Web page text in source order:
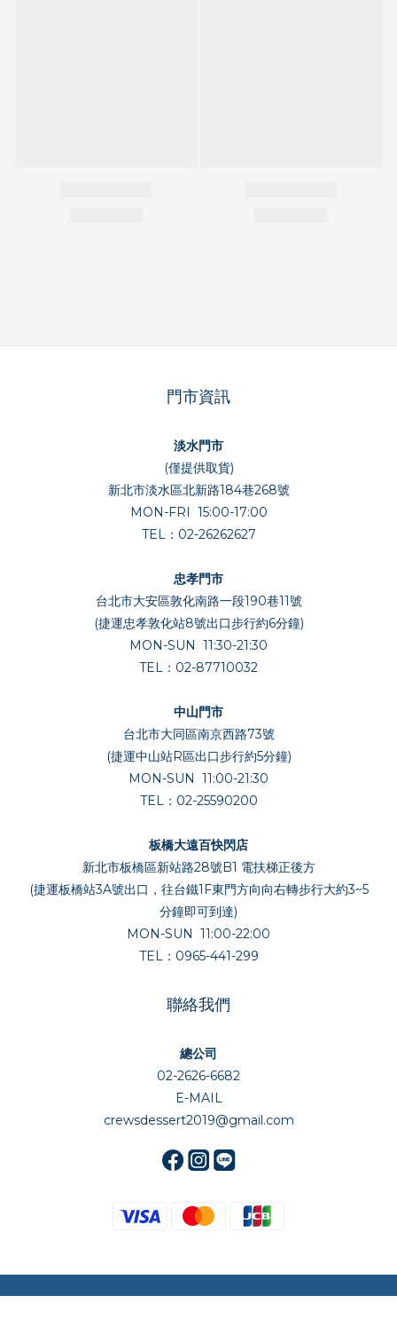
門市資訊
淡水門市
(僅提供取貨)
新北市淡水區北新路184巷268號
MON-FRI 15:00-17:00
TEL：02-26262627
忠孝門市
台北市大安區敦化南路一段190巷11號
(捷運忠孝敦化站8號出口步行約6分鐘)
MON-SUN 11:30-21:30
TEL：02-87710032
中山門市
台北市大同區南京西路73號
(捷運中山站R區出口步行約5分鐘)
MON-SUN 11:00-21:30
TEL：02-25590200
板橋大遠百快閃店
新北市板橋區新站路28號B1 電扶梯正後方
(捷運板橋站3A號出口，往台鐵1F東門方向向右轉步行大約3~5
分鐘即可到達)
MON-SUN 11:00-22:00
TEL：0965-441-299
聯絡我們
總公司
02-2626-6682
E-MAIL
crewsdessert2019@gmail.com